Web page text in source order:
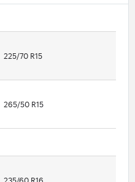
225/70 R15
265/50 R15